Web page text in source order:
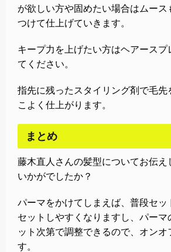
が欲しい方や固めたい場合はムース
つけて仕上げていきます。
キープ力を上げたい方はヘアースプ
てください。
指先に残ったスタイリング剤で毛先
こよく仕上がります。
まとめ
藤木直人さんの髪型についてお伝え
いかがでしたか？
パーマをかけてしまえば、普段セッ
セットしやすくなりますし、パーマ
ット次第で調整できるので、オンオ
す。